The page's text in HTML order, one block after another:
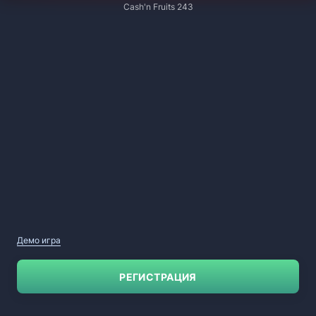
Cash'n Fruits 243
Демо игра
РЕГИСТРАЦИЯ